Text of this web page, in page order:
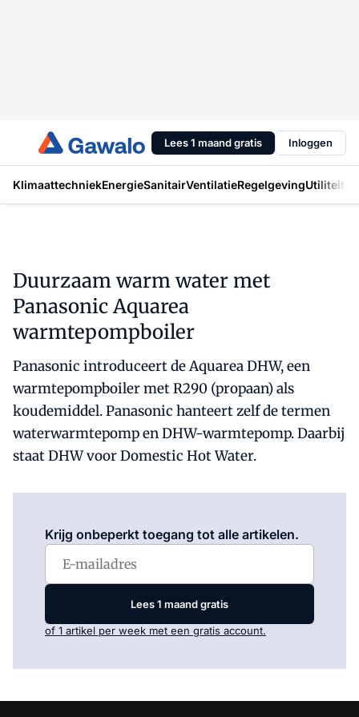
Lees 1 maand gratis Inloggen
KlimaattechniekEnergieSanitairVentilatieRegelgevingUtiliteit
Duurzaam warm water met
Panasonic Aquarea
warmtepompboiler
Panasonic introduceert de Aquarea DHW, een
warmtepompboiler met R290 (propaan) als
koudemiddel. Panasonic hanteert zelf de termen
waterwarmtepomp en DHW-warmtepomp. Daarbij
staat DHW voor Domestic Hot Water.
Krijg onbeperkt toegang tot alle artikelen.
Lees 1 maand gratis
of 1 artikel per week met een gratis account.